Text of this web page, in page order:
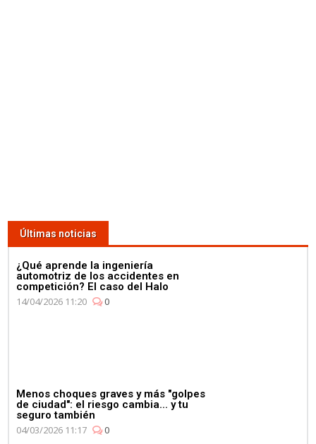
de masas para celebrar su 4º
Campeonato en la fábrica de
Petronas
Vergné nos saca de dudas
Últimas noticias
¿Qué aprende la ingeniería
automotriz de los accidentes en
competición? El caso del Halo
14/04/2026 11:20
0
Menos choques graves y más "golpes
de ciudad": el riesgo cambia... y tu
seguro también
04/03/2026 11:17
0